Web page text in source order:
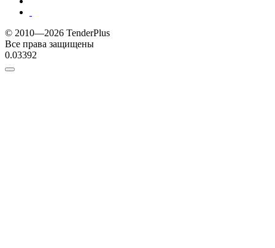
© 2010—2026 TenderPlus
Все права защищены
0.03392